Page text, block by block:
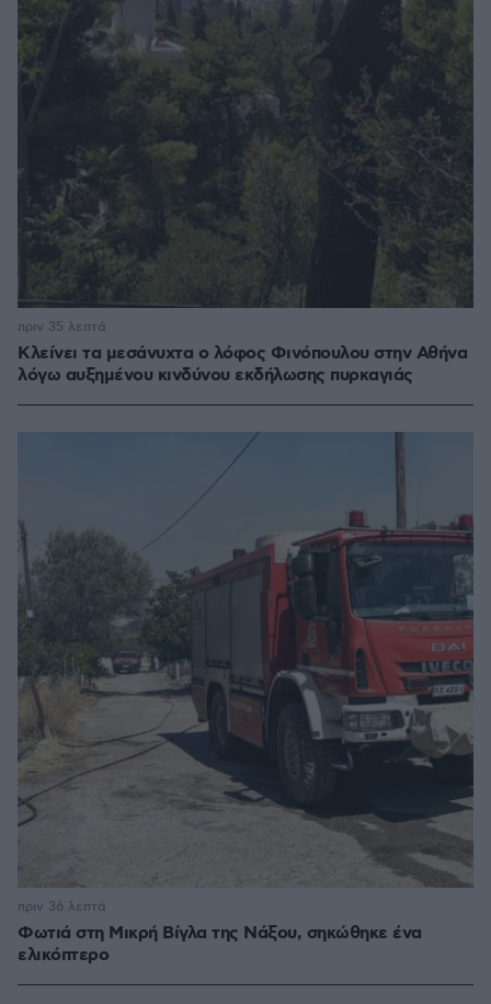
Κλείνει τα μεσάνυχτα ο λόφος Φινόπουλου στην Αθήνα
λόγω αυξημένου κινδύνου εκδήλωσης πυρκαγιάς
πριν 35 λεπτά
Φωτιά στη Μικρή Βίγλα της Νάξου, σηκώθηκε ένα
ελικόπτερο
πριν 36 λεπτά